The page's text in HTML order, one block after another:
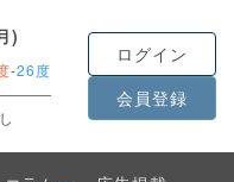
)
-26度
ログイン
会員登録